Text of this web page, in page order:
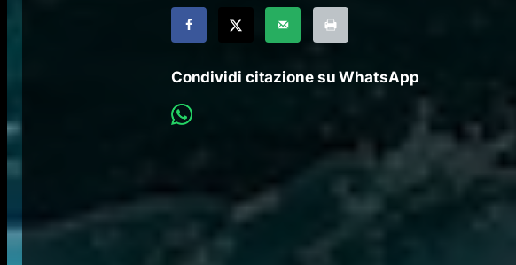
Condividi citazione su WhatsApp